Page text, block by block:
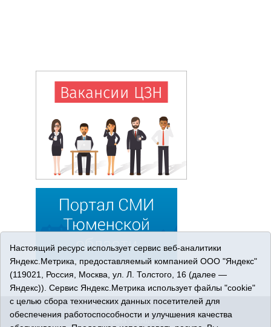
© 2026 Сетевое издание «Ишимская правда». 16+. Все
права защищены.
Настоящий ресурс использует сервис веб-аналитики
Яндекс.Метрика, предоставляемый компанией ООО "Яндекс"
(119021, Россия, Москва, ул. Л. Толстого, 16 (далее —
Яндекс)). Сервис Яндекс.Метрика использует файлы "cookie"
с целью сбора технических данных посетителей для
обеспечения работоспособности и улучшения качества